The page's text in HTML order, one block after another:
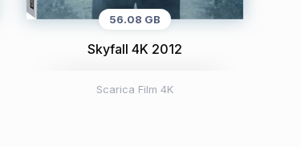
56.08 GB
Skyfall 4K 2012
Scarica Film 4K